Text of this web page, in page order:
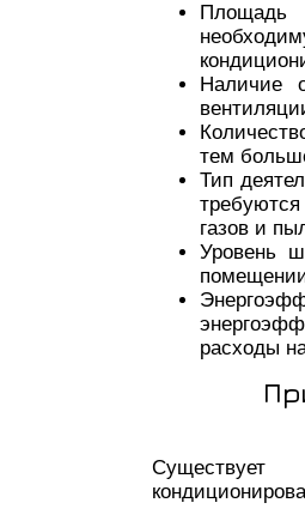
Наличие
тем
Тип
газов и
Уровень
расходы